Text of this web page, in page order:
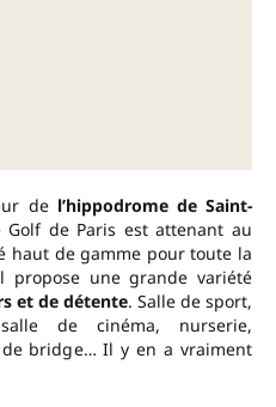
de l’hippodrome de Saint-
Golf de Paris est attenant au
haut de gamme pour toute la
propose une grande variété
et de détente. Salle de sport,
de cinéma, nurserie,
bridge… Il y en a vraiment